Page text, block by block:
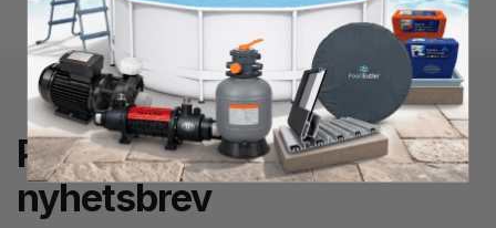
Prenumerera på
nyhetsbrev